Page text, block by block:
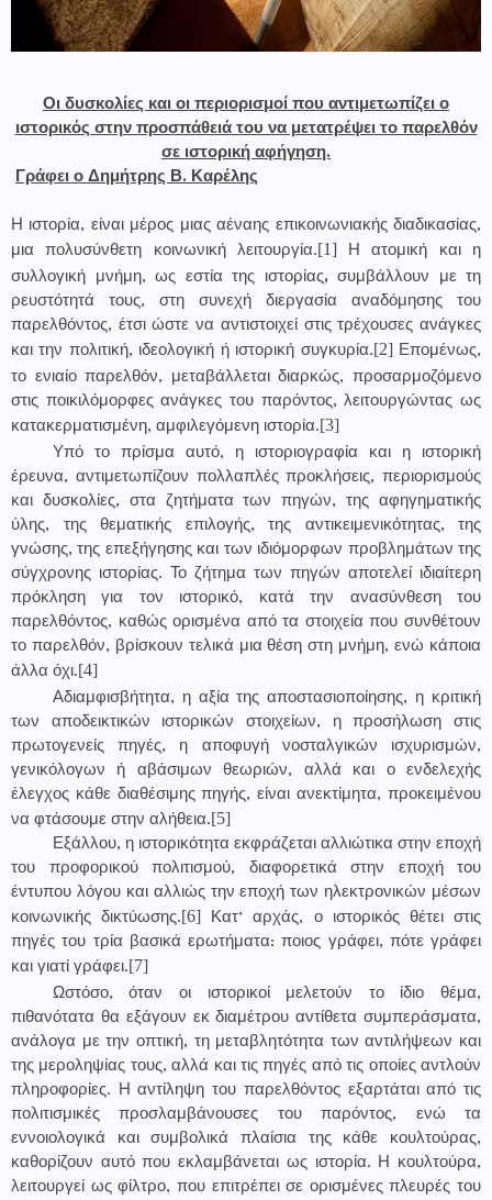
Οι δυσκολίες και οι περιορισμοί που αντιμετωπίζει ο
ιστορικός στην προσπάθειά του να μετατρέψει το παρελθόν
σε ιστορική αφήγηση.
Γράφει ο Δημήτρης Β. Καρέλης
Η ιστορία, είναι μέρος μιας αέναης επικοινωνιακής διαδικασίας,
μια πολυσύνθετη κοινωνική λειτουργία.[1] Η ατομική και η
συλλογική μνήμη, ως εστία της ιστορίας,συμβάλλουν με τη
ρευστότητά τους, στη συνεχή διεργασία αναδόμησης του
παρελθόντος, έτσι ώστε να αντιστοιχεί στις τρέχουσες ανάγκες
και την πολιτική, ιδεολογική ή ιστορική συγκυρία.[2] Επομένως,
το ενιαίο παρελθόν, μεταβάλλεται διαρκώς, προσαρμοζόμενο
στις ποικιλόμορφες ανάγκες του παρόντος, λειτουργώντας ως
κατακερματισμένη, αμφιλεγόμενη ιστορία.[3]
Υπό το πρίσμα αυτό, η ιστοριογραφία και η ιστορική
έρευνα, αντιμετωπίζουν πολλαπλές προκλήσεις, περιορισμούς
και δυσκολίες, στα ζητήματα των πηγών, της αφηγηματικής
ύλης, της θεματικής επιλογής, της αντικειμενικότητας, της
γνώσης, της επεξήγησης και των ιδιόμορφων προβλημάτων της
σύγχρονης ιστορίας. Το ζήτημα των πηγών αποτελεί ιδιαίτερη
πρόκληση για τον ιστορικό, κατά την ανασύνθεση του
παρελθόντος, καθώς ορισμένα από τα στοιχεία που συνθέτουν
το παρελθόν, βρίσκουν τελικά μια θέση στη μνήμη, ενώ κάποια
άλλα όχι.[4]
Αδιαμφισβήτητα, η αξία της αποστασιοποίησης, η κριτική
των αποδεικτικών ιστορικών στοιχείων, η προσήλωση στις
πρωτογενείς πηγές, η αποφυγή νοσταλγικών ισχυρισμών,
γενικόλογων ή αβάσιμων θεωριών, αλλά και ο ενδελεχής
έλεγχος κάθε διαθέσιμης πηγής, είναι ανεκτίμητα, προκειμένου
να φτάσουμε στην αλήθεια.[5]
Εξάλλου, η ιστορικότητα εκφράζεται αλλιώτικα στην εποχή
του προφορικού πολιτισμού, διαφορετικά στην εποχή του
έντυπου λόγου και αλλιώς την εποχή των ηλεκτρονικών μέσων
κοινωνικής δικτύωσης.[6] Κατ’ αρχάς, ο ιστορικός θέτει στις
πηγές του τρία βασικά ερωτήματα: ποιος γράφει, πότε γράφει
και γιατί γράφει.[7]
Ωστόσο, όταν οι ιστορικοί μελετούν το ίδιο θέμα,
πιθανότατα θα εξάγουν εκ διαμέτρου αντίθετα συμπεράσματα,
ανάλογα με την οπτική, τη μεταβλητότητα των αντιλήψεων και
της μεροληψίας τους, αλλά και τις πηγές από τις οποίες αντλούν
πληροφορίες. Η αντίληψη του παρελθόντος εξαρτάται από τις
πολιτισμικές προσλαμβάνουσες του παρόντος, ενώ τα
εννοιολογικά και συμβολικά πλαίσια της κάθε κουλτούρας,
καθορίζουν αυτό που εκλαμβάνεται ως ιστορία. Η κουλτούρα,
λειτουργεί ως φίλτρο, που επιτρέπει σε ορισμένες πλευρές του